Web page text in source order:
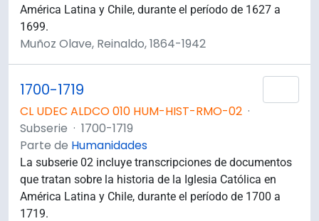
América Latina y Chile, durante el período de 1627 a
1699.
Muñoz Olave, Reinaldo, 1864-1942
1700-1719
CL UDEC ALDCO 010 HUM-HIST-RMO-02 ·
Subserie · 1700-1719
Parte de Humanidades
La subserie 02 incluye transcripciones de documentos
que tratan sobre la historia de la Iglesia Católica en
América Latina y Chile, durante el período de 1700 a
1719.